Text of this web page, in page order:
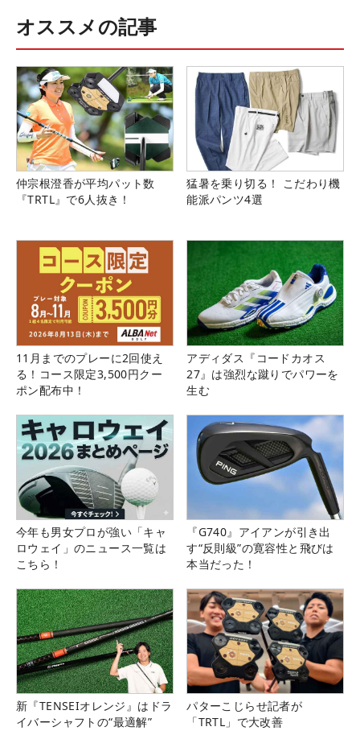
オススメの記事
仲宗根澄香が平均パット数
『TRTL』で6人抜き！
猛暑を乗り切る！ こだわり機
能派パンツ4選
11月までのプレーに2回使え
る！コース限定3,500円クー
ポン配布中！
アディダス『コードカオス
27』は強烈な蹴りでパワーを
生む
今年も男女プロが強い「キャ
ロウェイ」のニュース一覧は
こちら！
『G740』アイアンが引き出
す“反則級”の寛容性と飛びは
本当だった！
新『TENSEIオレンジ』はドラ
イバーシャフトの“最適解”
パターこじらせ記者が
「TRTL」で大改善